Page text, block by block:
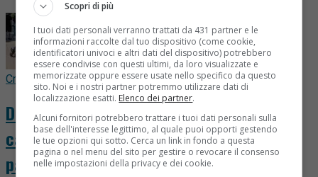
Cronaca8 ore fa
Donna scippata, il marito va in arresto
cardiaco: salvato da un medico di
passaggio
Scopri di più
I tuoi dati personali verranno trattati da 431 partner e le
informazioni raccolte dal tuo dispositivo (come cookie,
identificatori univoci e altri dati del dispositivo) potrebbero
essere condivise con questi ultimi, da loro visualizzate e
memorizzate oppure essere usate nello specifico da questo
sito. Noi e i nostri partner potremmo utilizzare dati di
localizzazione esatti. Elenco dei partner.
Alcuni fornitori potrebbero trattare i tuoi dati personali sulla
base dell'interesse legittimo, al quale puoi opporti gestendo
le tue opzioni qui sotto. Cerca un link in fondo a questa
pagina o nel menu del sito per gestire o revocare il consenso
nelle impostazioni della privacy e dei cookie.